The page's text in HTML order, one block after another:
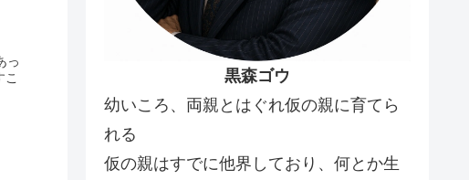
っ
こ
黒森ゴウ
幼いころ、両親とはぐれ仮の親に育てら
れる
仮の親はすでに他界しており、何とか生